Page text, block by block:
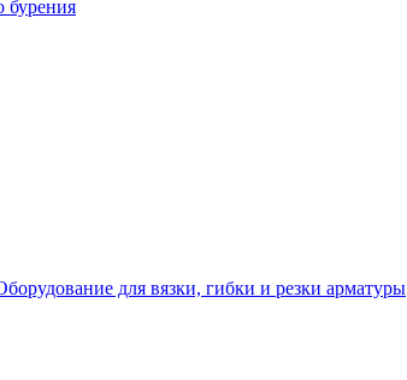
бурения
для вязки, гибки и резки арматуры